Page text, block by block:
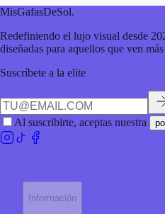
MisGafasDeSol.
Redefiniendo el lujo visual desde
diseñadas para aquellos que ven
Suscríbete a la elite
Al suscribirte, aceptas nuestra
Información